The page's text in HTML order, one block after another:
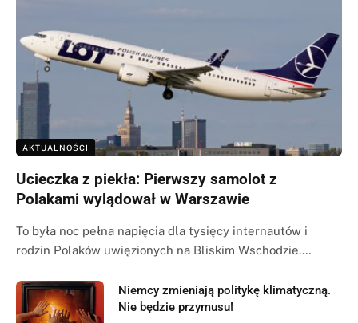
AKTUALNOŚCI
Ucieczka z piekła: Pierwszy samolot z
Polakami wylądował w Warszawie
To była noc pełna napięcia dla tysięcy internautów i
rodzin Polaków uwięzionych na Bliskim Wschodzie.…
Niemcy zmieniają politykę klimatyczną.
Nie będzie przymusu!